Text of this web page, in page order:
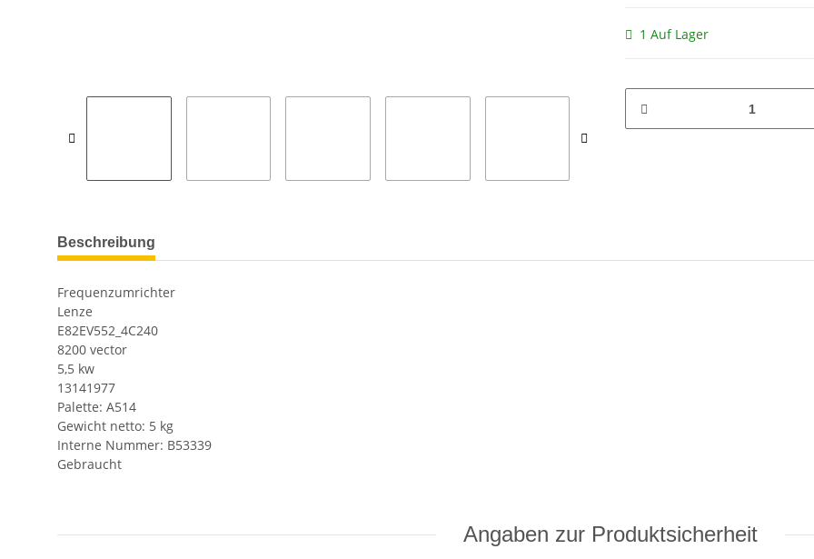
1 Auf Lager
Beschreibung
Frequenzumrichter
Lenze
E82EV552_4C240
8200 vector
5,5 kw
13141977
Palette: A514
Gewicht netto: 5 kg
Interne Nummer: B53339
Gebraucht
Angaben zur Produktsicherheit